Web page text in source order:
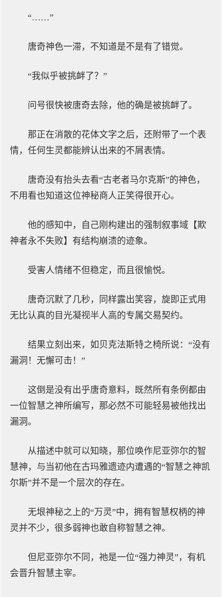
“……”
唐奇神色一滞，不知道是不是有了错觉。
“我似乎被挑衅了？”
问号很快被唐奇去除，他的确是被挑衅了。
那正在消散的花体文字之后，还附带了一个表
情，任何生灵都能辨认出来的不屑表情。
唐奇没有抬头去看“古老者马尔克斯”的神色，
不用看也知道这位神秘商人正笑得很开心。
他的感知中，自己刚构建出的强制叙事域【欺
神者永不失败】有结构崩溃的迹象。
受害人情绪不但稳定，而且很愉悦。
唐奇沉默了几秒，同样露出笑容，旋即正式用
无比认真的目光凝视半人高的专属交易契约。
结果立刻出来，如贝克法斯特之椅所说：“没有
漏洞！无懈可击！”
这倒是没有出乎唐奇意料，既然所有条例都由
一位智慧之神所编写，那必然不可能轻易被他找出
漏洞。
从描述中就可以知晓，那位唤作尼亚弥尔的智
慧神，与当初他在古玛雅遗迹内遭遇的“智慧之神凯
尔斯”并不是一个层次的存在。
无垠神秘之上的“万灵”中，拥有智慧权柄的神
灵并不少，很多弱神也敢自称智慧之神。
但尼亚弥尔不同，祂是一位“强力神灵”，有机
会晋升智慧主宰。